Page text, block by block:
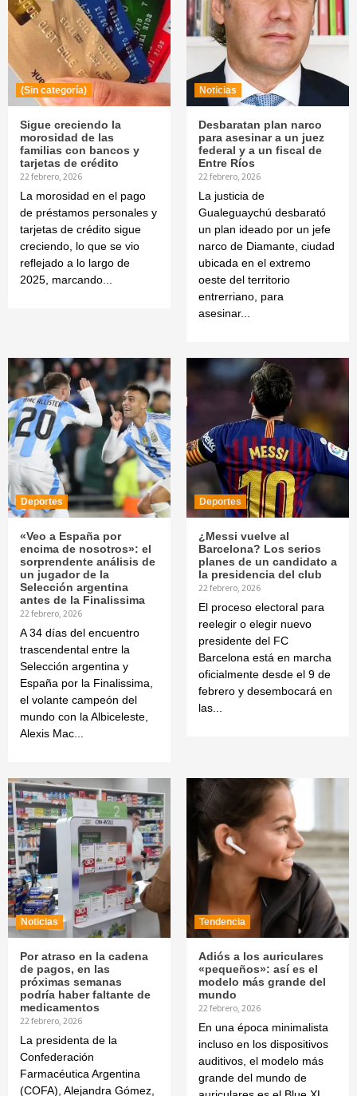
(Sin categoría)
Sigue creciendo la
morosidad de las
familias con bancos y
tarjetas de crédito
22 febrero, 2026
La morosidad en el pago
de préstamos personales y
tarjetas de crédito sigue
creciendo, lo que se vio
reflejado a lo largo de
2025, marcando...
Noticias
Desbaratan plan narco
para asesinar a un juez
federal y a un fiscal de
Entre Ríos
22 febrero, 2026
La justicia de
Gualeguaychú desbarató
un plan ideado por un jefe
narco de Diamante, ciudad
ubicada en el extremo
oeste del territorio
entrerriano, para
asesinar...
Deportes
«Veo a España por
encima de nosotros»: el
sorprendente análisis de
un jugador de la
Selección argentina
antes de la Finalissima
22 febrero, 2026
A 34 días del encuentro
trascendental entre la
Selección argentina y
España por la Finalissima,
el volante campeón del
mundo con la Albiceleste,
Alexis Mac...
Deportes
¿Messi vuelve al
Barcelona? Los serios
planes de un candidato a
la presidencia del club
22 febrero, 2026
El proceso electoral para
reelegir o elegir nuevo
presidente del FC
Barcelona está en marcha
oficialmente desde el 9 de
febrero y desembocará en
las...
Noticias
Por atraso en la cadena
de pagos, en las
próximas semanas
podría haber faltante de
medicamentos
22 febrero, 2026
La presidenta de la
Confederación
Farmacéutica Argentina
(COFA), Alejandra Gómez,
Tendencia
Adiós a los auriculares
«pequeños»: así es el
modelo más grande del
mundo
22 febrero, 2026
En una época minimalista
incluso en los dispositivos
auditivos, el modelo más
grande del mundo de